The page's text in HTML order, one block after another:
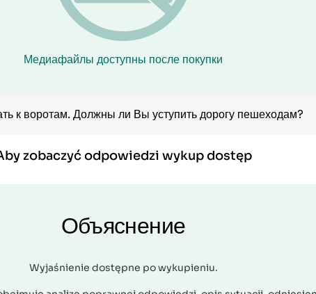
Медиафайлы доступны после покупки
к воротам. Должны ли Вы уступить дорогу пешеходам?
zobaczyć odpowiedzi wykup dostęp
Объяснение
Wyjaśnienie dostępne po wykupieniu.